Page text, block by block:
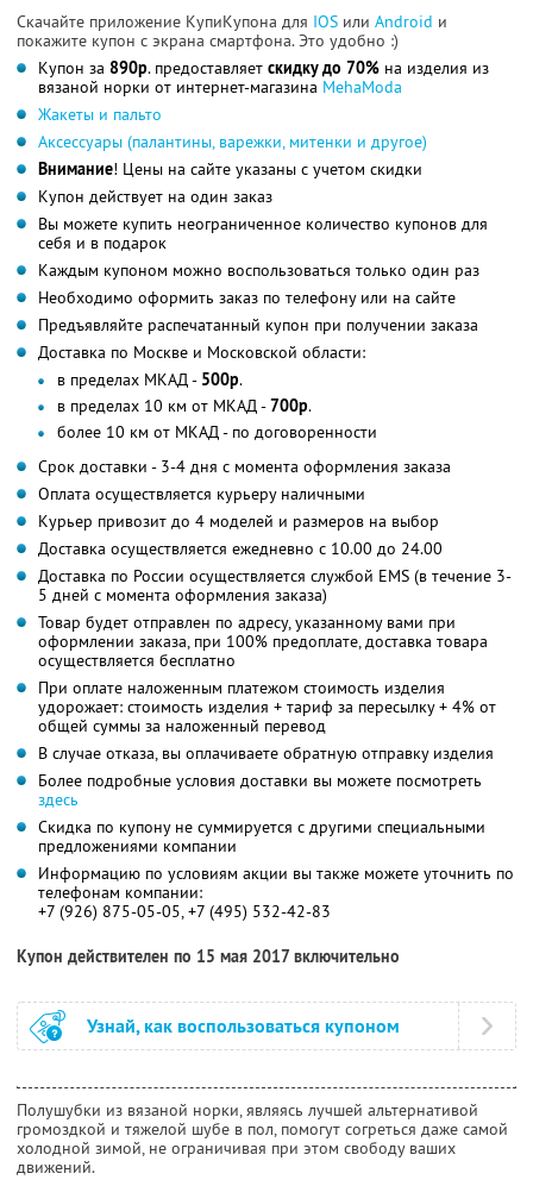
Скачайте приложение КупиКупона для IOS или Android и
покажите купон с экрана смартфона. Это удобно :)
Купон за 890р. предоставляет скидку до 70% на изделия из
вязаной норки от интернет-магазина MehaModa
Жакеты и пальто
Аксессуары (палантины, варежки, митенки и другое)
Внимание! Цены на сайте указаны с учетом скидки
Купон действует на один заказ
Вы можете купить неограниченное количество купонов для
себя и в подарок
Каждым купоном можно воспользоваться только один раз
Необходимо оформить заказ по телефону или на сайте
Предъявляйте распечатанный купон при получении заказа
Доставка по Москве и Московской области:
в пределах МКАД - 500р.
в пределах 10 км от МКАД -700р.
более 10 км от МКАД - по договоренности
Срок доставки - 3-4 дня с момента оформления заказа
Оплата осуществляется курьеру наличными
Курьер привозит до 4 моделей и размеров на выбор
Доставка осуществляется ежедневно с 10.00 до 24.00
Доставка по России осуществляется службой ЕMS (в течение 3-
5 дней с момента оформления заказа)
Товар будет отправлен по адресу, указанному вами при
оформлении заказа, при 100% предоплате, доставка товара
осуществляется бесплатно
При оплате наложенным платежом стоимость изделия
удорожает: стоимость изделия + тариф за пересылку + 4% от
общей суммы за наложенный перевод
В случае отказа, вы оплачиваете обратную отправку изделия
Более подробные условия доставки вы можете посмотреть
здесь
Скидка по купону не суммируется с другими специальными
предложениями компании
Информацию по условиям акции вы также можете уточнить по
телефонам компании:
+7 (926) 875-05-05, +7 (495) 532-42-83
Купон действителен по 15 мая 2017 включительно
Узнай, как воспользоваться купоном
Полушубки из вязаной норки, являясь лучшей альтернативой
громоздкой и тяжелой шубе в пол, помогут согреться даже самой
холодной зимой, не ограничивая при этом свободу ваших
движений.